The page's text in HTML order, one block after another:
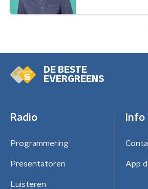
DE BESTE
EVERGREENS
Radio
Programmering
Presentatoren
Luisteren
Info
App